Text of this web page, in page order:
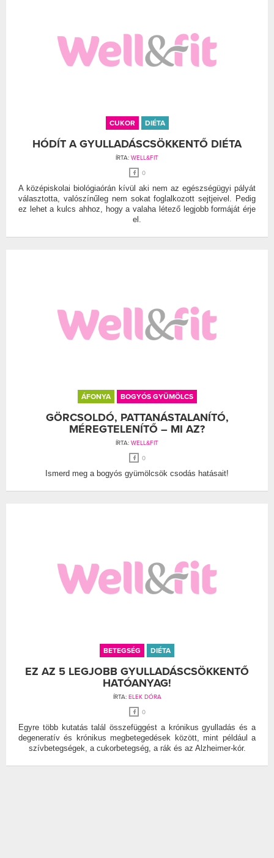
CUKOR DIÉTA
HÓDÍT A GYULLADÁSCSÖKKENTŐ DIÉTA
ÍRTA: WELL&FIT
0
A középiskolai biológiaórán kívül aki nem az egészségügyi pályát
választotta, valószínűleg nem sokat foglalkozott sejtjeivel. Pedig
ez lehet a kulcs ahhoz, hogy a valaha létező legjobb formáját érje
el.
ÁFONYA BOGYÓS GYÜMÖLCS
GÖRCSOLDÓ, PATTANÁSTALANÍTÓ,
MÉREGTELENÍTŐ – MI AZ?
ÍRTA: WELL&FIT
0
Ismerd meg a bogyós gyümölcsök csodás hatásait!
BETEGSÉG DIÉTA
EZ AZ 5 LEGJOBB GYULLADÁSCSÖKKENTŐ
HATÓANYAG!
ÍRTA: ELEK DÓRA
0
Egyre több kutatás talál összefüggést a krónikus gyulladás és a
degeneratív és krónikus megbetegedések között, mint például a
szívbetegségek, a cukorbetegség, a rák és az Alzheimer-kór.